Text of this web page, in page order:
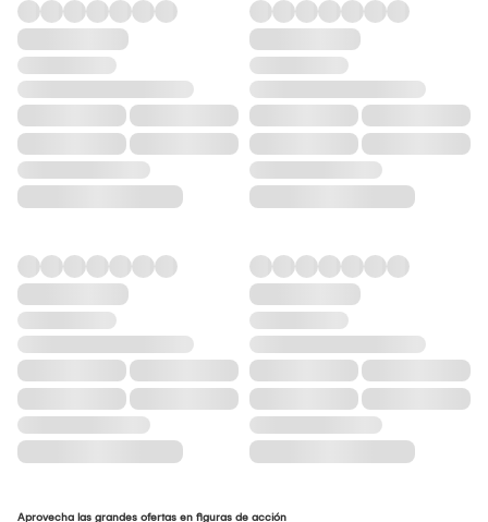
Aprovecha las grandes ofertas en figuras de acción